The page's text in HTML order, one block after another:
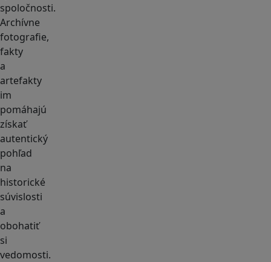
spoločnosti.
Archívne
fotografie,
fakty
a
artefakty
im
pomáhajú
získať
autentický
pohľad
na
historické
súvislosti
a
obohatiť
si
vedomosti.